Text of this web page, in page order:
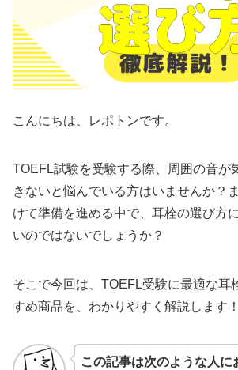
こんにちは、レポトンです。
TOEFL試験を受験する際、周囲の音が
きないと悩んでいる方はいませんか？
けて準備を進める中で、耳栓の選び方
いのではないでしょうか？
そこで今回は、TOEFL受験に最適な耳
すめ商品を、わかりやすく解説します！
この記事は次のような人に